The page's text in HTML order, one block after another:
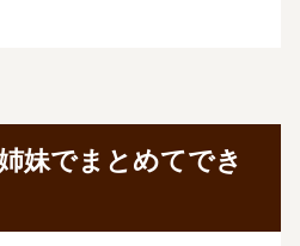
妹でまとめてでき